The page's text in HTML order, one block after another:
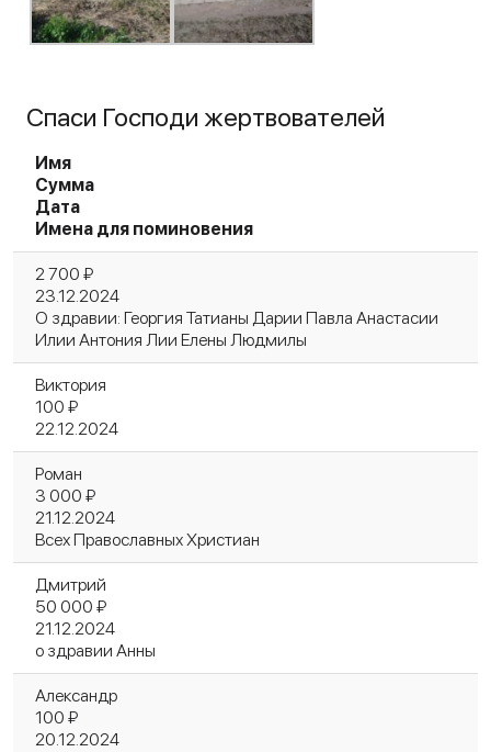
Спаси Господи жертвователей
Имя
Сумма
Дата
Имена для поминовения
2 700 ₽
23.12.2024
О здравии: Георгия Татианы Дарии Павла Анастасии
Илии Антония Лии Елены Людмилы
Виктория
100 ₽
22.12.2024
Роман
3 000 ₽
21.12.2024
Всех Православных Христиан
Дмитрий
50 000 ₽
21.12.2024
о здравии Анны
Александр
100 ₽
20.12.2024